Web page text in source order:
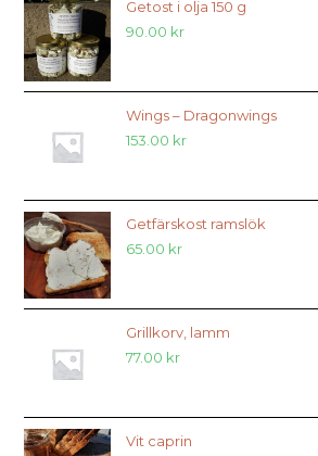
Getost i olja 150 g
90.00 kr
Wings – Dragonwings
153.00 kr
Getfärskost ramslök
65.00 kr
Grillkorv, lamm
77.00 kr
Vit caprin